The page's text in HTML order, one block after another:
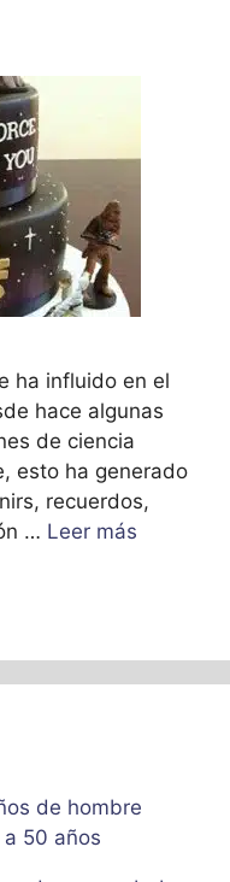
ha influido en el
hace algunas
de ciencia
esto ha generado
recuerdos,
… Leer más
de hombre
50 años